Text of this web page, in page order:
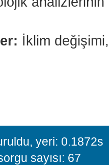
İklim
yeri: 0.1872s
sayısı: 67